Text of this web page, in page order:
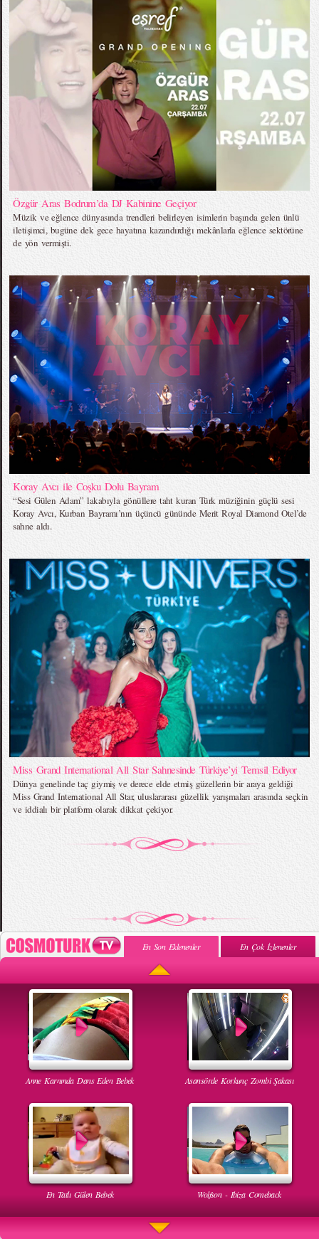
Özgür Aras Bodrum’da DJ Kabinine Geçiyor
Müzik ve eğlence dünyasında trendleri belirleyen isimlerin başında gelen ünlü
iletişimci, bugüne dek gece hayatına kazandırdığı mekânlarla eğlence sektörüne
de yön vermişti.
Koray Avcı ile Coşku Dolu Bayram
“Sesi Gülen Adam” lakabıyla gönüllere taht kuran Türk müziğinin güçlü sesi
Koray Avcı, Kurban Bayramı’nın üçüncü gününde Merit Royal Diamond Otel’de
sahne aldı.
Miss Grand International All Star Sahnesinde Türkiye’yi Temsil Ediyor
Dünya genelinde taç giymiş ve derece elde etmiş güzellerin bir araya geldiği
Miss Grand International All Star, uluslararası güzellik yarışmaları arasında seçkin
ve iddialı bir platform olarak dikkat çekiyor.
En Son Eklenenler En Çok İzlenenler
Anne Karnında Dans Eden Bebek Asansörde Korkunç Zombi Şakası
En Tatlı Gülen Bebek Wolfson - Ibiza Comeback